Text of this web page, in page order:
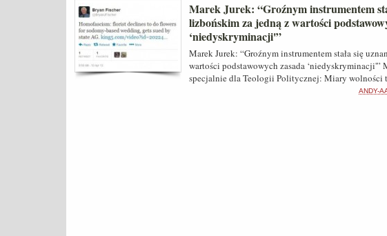
Marek Jurek: “Groźnym instrumentem
lizbońskim za jedną z wartości
‘niedyskryminacji'”
Marek Jurek: “Groźnym instrumentem stała się
wartości podstawowych zasada ‘niedyskryminacji'”
specjalnie dla Teologii Politycznej: Miary wolności
ANDY-